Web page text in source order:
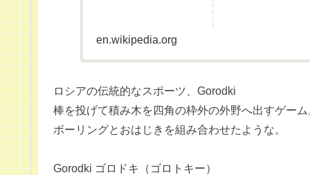
en.wikipedia.org
ロシアの伝統的なスポーツ、Gorodki
棒を投げて積み木を四角の枠外の外野へ出すゲーム
ボーリングとおはじきを組み合わせたような。
Gorodki ゴロドキ（ゴロトキー）